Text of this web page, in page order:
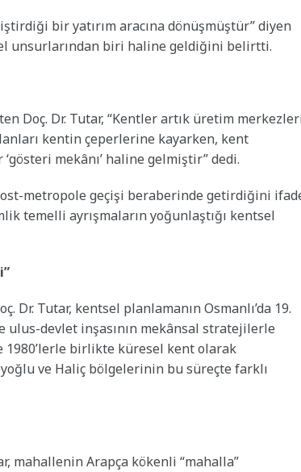
bir yatırım aracına dönüşmüştür” diyen
unsurlarından biri haline geldiğini belirtti.
Doç. Dr. Tutar, “Kentler artık üretim
kentin çeperlerine kayarken, kent
mekânı’ haline gelmiştir” dedi.
metropole geçişi beraberinde getirdiğini
temelli ayrışmaların yoğunlaştığı kentsel
Dr. Tutar, kentsel planlamanın Osmanlı’da 19.
ulus-devlet inşasının mekânsal stratejilerle
1980’lerle birlikte küresel kent olarak
ve Haliç bölgelerinin bu süreçte farklı
mahallenin Arapça kökenli “mahalla”